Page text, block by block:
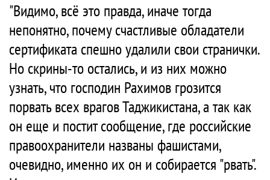
"Видимо, всё это правда, иначе тогда
непонятно, почему счастливые обладатели
сертификата спешно удалили свои странички.
Но скрины-то остались, и из них можно
узнать, что господин Рахимов грозится
порвать всех врагов Таджикистана, а так как
он еще и постит сообщение, где российские
правоохранители названы фашистами,
очевидно, именно их он и собирается "рвать".